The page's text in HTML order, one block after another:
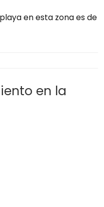
en esta zona es de
en la